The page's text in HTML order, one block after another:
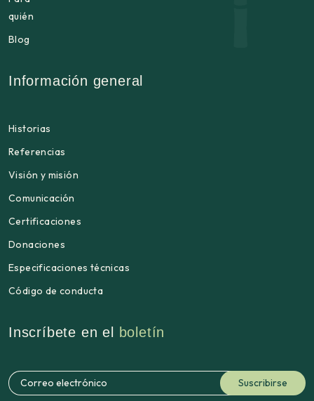
quién
Blog
Información general
Historias
Referencias
Visión y misión
Comunicación
Certificaciones
Donaciones
Especificaciones técnicas
Código de conducta
Inscríbete en el boletín